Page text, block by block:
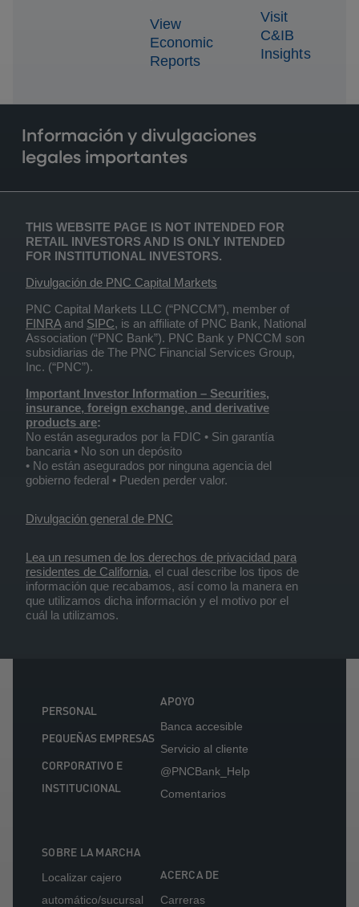
View
Economic
Reports
Visit
C&IB
Insights
Información y divulgaciones
legales importantes
THIS WEBSITE PAGE IS NOT INTENDED FOR
RETAIL INVESTORS AND IS ONLY INTENDED
FOR INSTITUTIONAL INVESTORS.
Divulgación de PNC Capital Markets
PNC Capital Markets LLC (“PNCCM”), member of
FINRAand SIPC, is an affiliate of PNC Bank, National
Association (“PNC Bank”). PNC Bank y PNCCM son
subsidiarias de The PNC Financial Services Group,
Inc. (“PNC”).
Important Investor Information – Securities,
insurance, foreign exchange, and derivative
products are:
No están asegurados por la FDIC • Sin garantía
bancaria • No son un depósito
• No están asegurados por ninguna agencia del
gobierno federal • Pueden perder valor.
Divulgación general de PNC
Lea un resumen de los derechos de privacidad para
residentes de California, el cual describe los tipos de
información que recabamos, así como la manera en
que utilizamos dicha información y el motivo por el
cuál la utilizamos.
PERSONAL
PEQUEÑAS EMPRESAS
CORPORATIVO E
INSTITUCIONAL
APOYO
Banca accesible
Servicio al cliente
@PNCBank_Help
Comentarios
SOBRE LA MARCHA
Localizar cajero
automático/sucursal
ACERCA DE
Carreras